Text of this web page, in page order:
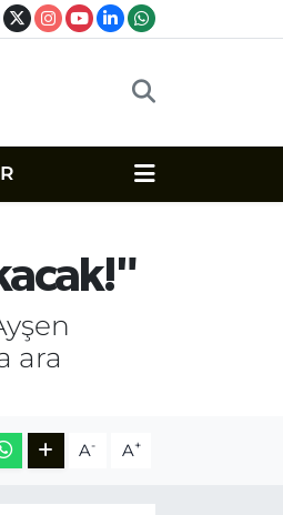
ara
A- A+